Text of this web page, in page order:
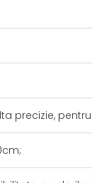
precizie,